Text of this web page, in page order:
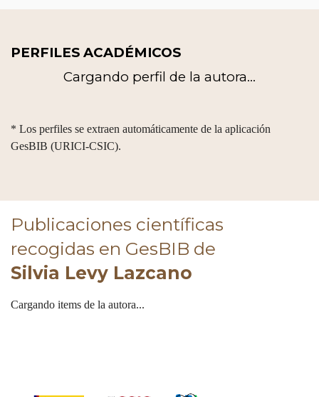
PERFILES ACADÉMICOS
Cargando perfil de la autora...
* Los perfiles se extraen automáticamente de la aplicación
GesBIB (URICI-CSIC).
Publicaciones científicas
recogidas en GesBIB de
Silvia Levy Lazcano
Cargando items de la autora...